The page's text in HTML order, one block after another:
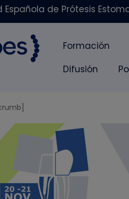
Española de Prótesis
Formación
Difusión